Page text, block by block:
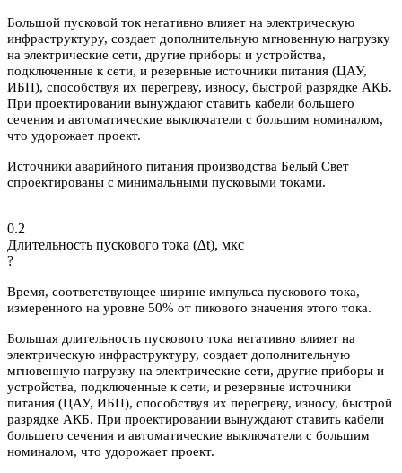
Большой пусковой ток негативно влияет на электрическую
инфраструктуру, создает дополнительную мгновенную нагрузку
на электрические сети, другие приборы и устройства,
подключенные к сети, и резервные источники питания (ЦАУ,
ИБП), способствуя их перегреву, износу, быстрой разрядке АКБ.
При проектировании вынуждают ставить кабели большего
сечения и автоматические выключатели с большим номиналом,
что удорожает проект.
Источники аварийного питания производства Белый Свет
спроектированы с минимальными пусковыми токами.
0.2
Длительность пускового тока (∆t), мкс
?
Время, соответствующее ширине импульса пускового тока,
измеренного на уровне 50% от пикового значения этого тока.
Большая длительность пускового тока негативно влияет на
электрическую инфраструктуру, создает дополнительную
мгновенную нагрузку на электрические сети, другие приборы и
устройства, подключенные к сети, и резервные источники
питания (ЦАУ, ИБП), способствуя их перегреву, износу, быстрой
разрядке АКБ. При проектировании вынуждают ставить кабели
большего сечения и автоматические выключатели с большим
номиналом, что удорожает проект.